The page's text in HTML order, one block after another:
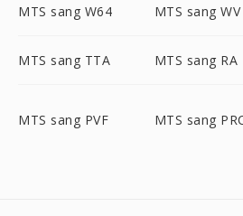
MTS sang W64 MTS sang WV
MTS sang TTA MTS sang RA
MTS sang PVF MTS sang